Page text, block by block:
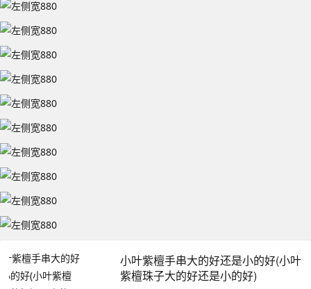
小叶紫檀手串大的好还是小的好(小叶
紫檀珠子大的好还是小的好)